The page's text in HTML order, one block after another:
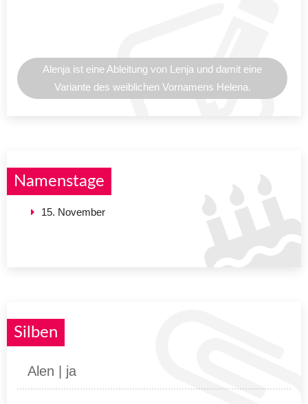
Alenja ist eine Ableitung von Lenja und damit eine
Variante des weiblichen Vornamens Helena.
Namenstage
15. November
Silben
Alen | ja